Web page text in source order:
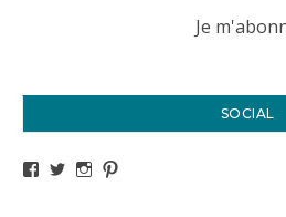
SOCIAL
Voir le profil de titval35
Voir le profil de titval35
Voir le profil de